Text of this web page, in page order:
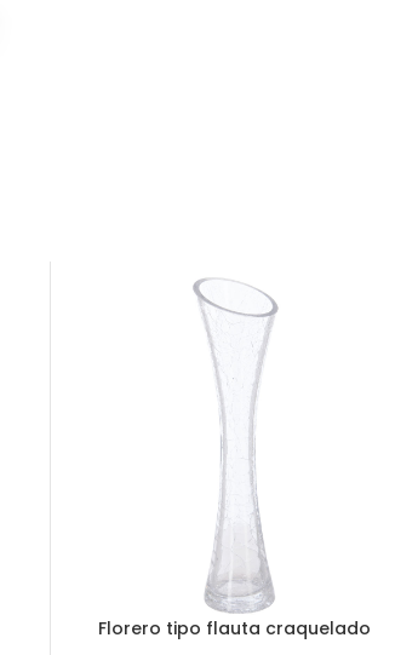
Florero tipo flauta craquelado